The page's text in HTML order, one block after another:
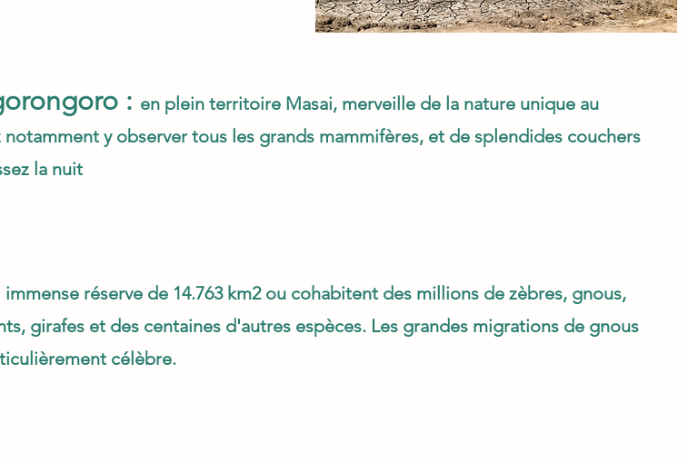
: en plein territoire Masai, merveille de la nature unique au
y observer tous les grands mammifères, et de splendides couchers
la nuit
immense réserve de 14.763 km2 ou cohabitent des millions de zèbres, gnous,
girafes et des centaines d'autres espèces. Les grandes migrations de gnous
célèbre.